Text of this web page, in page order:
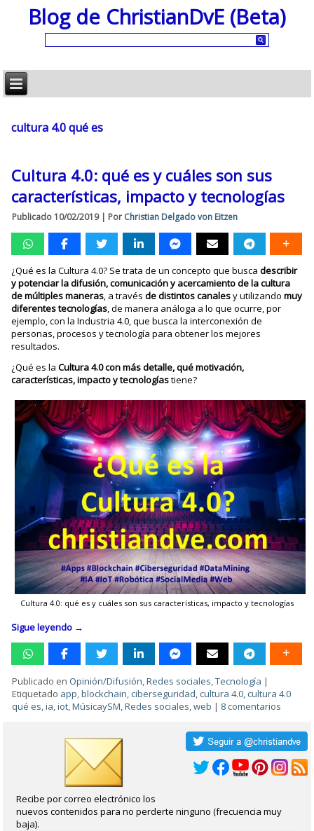
Blog de ChristianDvE (Beta)
cultura 4.0 qué es
Cultura 4.0: qué es y cuáles son sus
características, impacto y tecnologías
Publicado 10/02/2019| Por Christian Delgado von Eitzen
¿Qué es la Cultura 4.0? Se trata de un concepto que buscadescribir
y potenciar la difusión, comunicación y acercamiento de la cultura
de múltiples maneras, a travésde distintos canalesy utilizandomuy
diferentes tecnologías, de manera análoga a lo que ocurre, por
ejemplo, con la Industria 4.0, que busca la interconexión de
personas, procesos y tecnología para obtener los mejores
resultados.
¿Qué es laCultura 4.0 con más detalle, qué motivación,
características, impacto y tecnologíastiene?
Cultura 4.0: qué es y cuáles son sus características, impacto y tecnologías
Sigue leyendo →
Publicado en Opinión/Difusión,Redes sociales,Tecnología |
Etiquetado app,blockchain,ciberseguridad,cultura 4.0,cultura 4.0
qué es,ia,iot,MúsicaySM,Redes sociales,web | 8 comentarios
Recibe por correo electrónico los
nuevos contenidos para no perderte ninguno (frecuencia muy
baja).